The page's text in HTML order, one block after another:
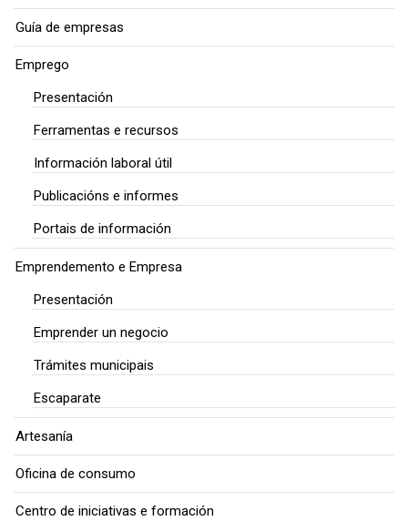
Guía de empresas
Emprego
Presentación
Ferramentas e recursos
Información laboral útil
Publicacións e informes
Portais de información
Emprendemento e Empresa
Presentación
Emprender un negocio
Trámites municipais
Escaparate
Artesanía
Oficina de consumo
Centro de iniciativas e formación